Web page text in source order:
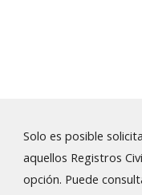
Solo es posible
aquellos Registros
opción. Puede